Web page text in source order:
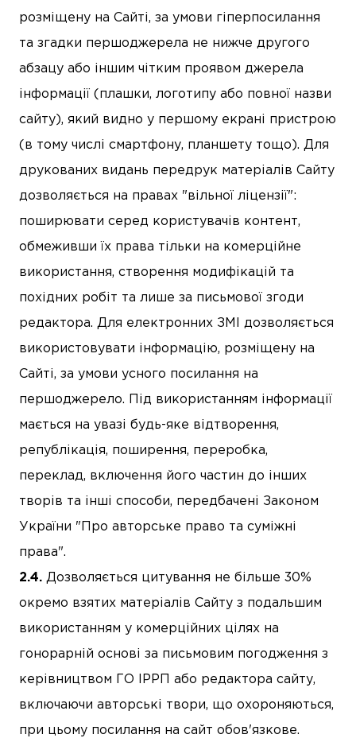
розміщену на Сайті, за умови гіперпосилання
та згадки першоджерела не нижче другого
абзацу або іншим чітким проявом джерела
інформації (плашки, логотипу або повної назви
сайту), який видно у першому екрані пристрою
(в тому числі смартфону, планшету тощо). Для
друкованих видань передрук матеріалів Сайту
дозволяється на правах "вільної ліцензії":
поширювати серед користувачів контент,
обмеживши їх права тільки на комерційне
використання, створення модифікацій та
похідних робіт та лише за письмової згоди
редактора. Для електронних ЗМІ дозволяється
використовувати інформацію, розміщену на
Сайті, за умови усного посилання на
першоджерело. Під використанням інформації
мається на увазі будь-яке відтворення,
републікація, поширення, переробка,
переклад, включення його частин до інших
творів та інші способи, передбачені Законом
України "Про авторське право та суміжні
права".
Дозволяється цитування не більше 30%
окремо взятих матеріалів Сайту з подальшим
використанням у комерційних цілях на
гонорарній основі за письмовим погодження з
керівництвом ГО ІРРП або редактора сайту,
включаючи авторські твори, що охороняються,
при цьому посилання на сайт обов'язкове.